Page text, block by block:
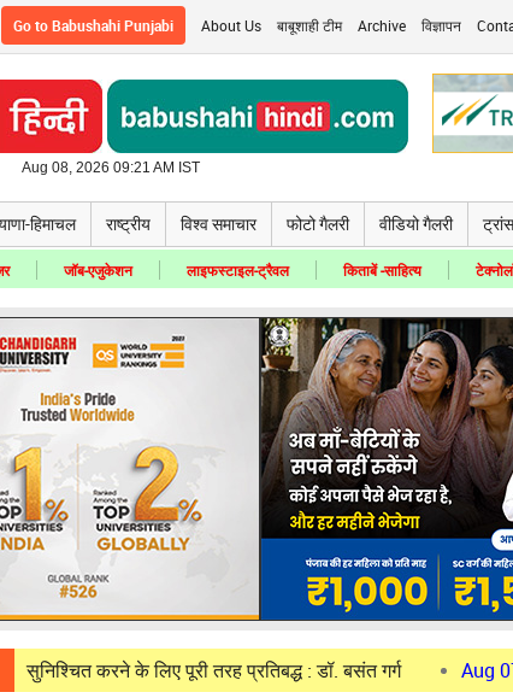
Go to Babushahi Punjabi About Us बाबूशाही टीम Archive विज्ञापन
Aug 08, 2026 09:21 AM IST
हिमाचल राष्ट्रीय विश्व समाचार फोटो गैलरी वीडियो गैलरी
जॉब-एजुकेशन लाइफस्टाइल-ट्रैवल किताबें -साहित्य
करने के लिए पूरी तरह प्रतिबद्ध : डॉ. बसंत गर्ग Aug 07, 2026